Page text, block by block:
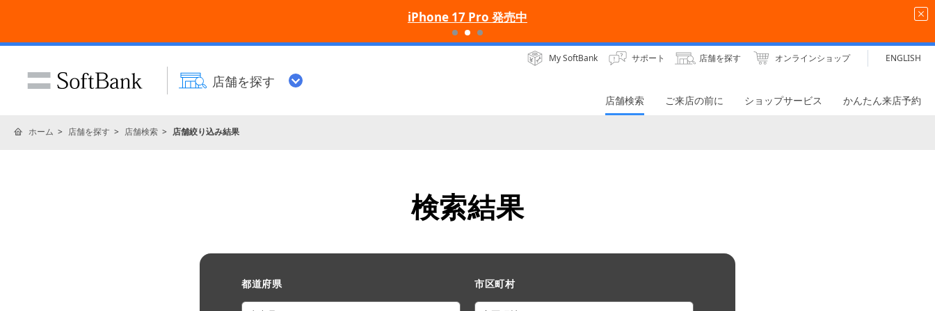
iPhone 17 Pro 発売中
店舗を探す
My SoftBank サポート 店舗を探す オンラインショップ ENGLISH
店舗検索 ご来店の前に ショップサービス かんたん来店予約
ホーム 店舗を探す 店舗検索 店舗絞り込み結果
検索結果
都道府県 市区町村